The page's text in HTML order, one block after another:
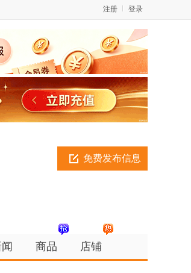
登录
注册
免费发布信息
商品 店铺